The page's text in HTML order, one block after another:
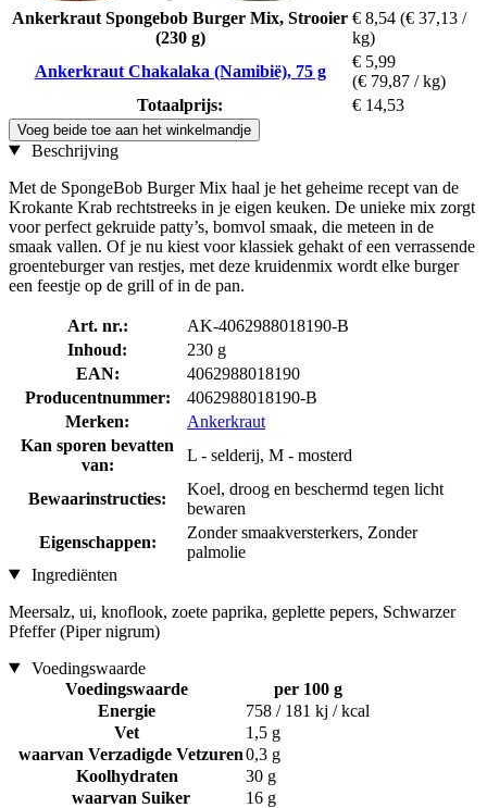
Ankerkraut Spongebob Burger Mix, Strooier
(230 g)
€ 8,54 (€ 37,13 /
kg)
Ankerkraut Chakalaka (Namibië), 75 g
€ 5,99
(€ 79,87 / kg)
Totaalprijs:
€ 14,53
Voeg beide toe aan het winkelmandje
Beschrijving
Met de SpongeBob Burger Mix haal je het geheime recept van de
Krokante Krab rechtstreeks in je eigen keuken. De unieke mix zorgt
voor perfect gekruide patty’s, bomvol smaak, die meteen in de
smaak vallen. Of je nu kiest voor klassiek gehakt of een verrassende
groenteburger van restjes, met deze kruidenmix wordt elke burger
een feestje op de grill of in de pan.
Art. nr.:
AK-4062988018190-B
Inhoud:
230 g
EAN:
4062988018190
Producentnummer:
4062988018190-B
Merken:
Ankerkraut
Kan sporen bevatten
van:
L - selderij, M - mosterd
Bewaarinstructies:
Koel, droog en beschermd tegen licht
bewaren
Eigenschappen:
Zonder smaakversterkers, Zonder
palmolie
Ingrediënten
Meersalz, ui, knoflook, zoete paprika, geplette pepers, Schwarzer
Pfeffer (Piper nigrum)
Voedingswaarde
Voedingswaarde
per 100 g
Energie
758 / 181 kj / kcal
Vet
1,5 g
waarvan Verzadigde Vetzuren0,3 g
Koolhydraten
30 g
waarvan Suiker
16 g